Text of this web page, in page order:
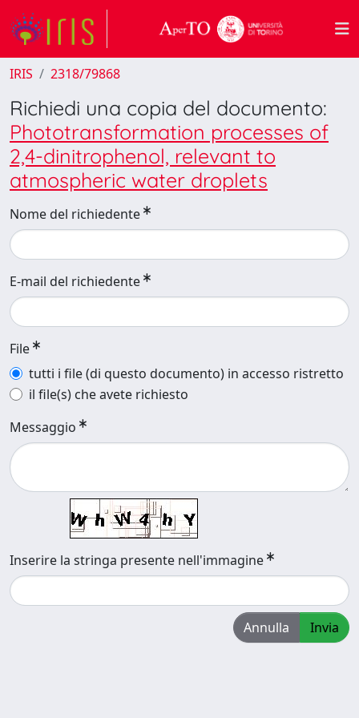
IRIS 2318/79868
Richiedi una copia del documento:
Phototransformation processes of
2,4-dinitrophenol, relevant to
atmospheric water droplets
Nome del richiedente
E-mail del richiedente
File
tutti i file (di questo documento) in accesso ristretto
il file(s) che avete richiesto
Messaggio
Inserire la stringa presente nell'immagine
Annulla Invia